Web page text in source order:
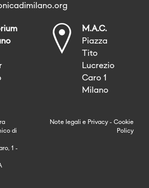
M.A.C.
Piazza
Tito
Lucrezio
Caro 1
Milano
di
1 -
Note legali e Privacy - Cookie
Policy